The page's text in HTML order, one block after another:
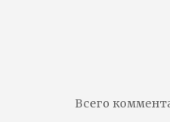
Всего